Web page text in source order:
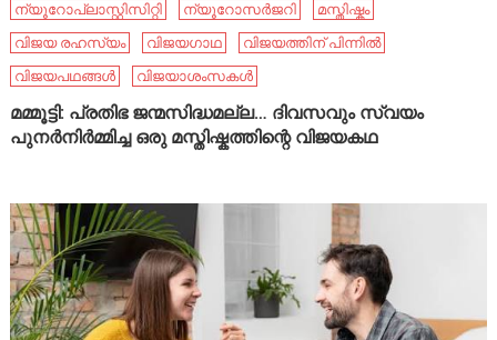
ന്യൂറോപ്ലാസ്റ്റിസിറ്റി
ന്യൂറോസർജറി
മസ്തിഷ്കം
വിജയ രഹസ്യം
വിജയഗാഥ
വിജയത്തിന് പിന്നിൽ
വിജയപഥങ്ങൾ
വിജയാശംസകൾ
മമ്മൂട്ടി: പ്രതിഭ ജന്മസിദ്ധമല്ല… ദിവസവും സ്വയം
പുനർനിർമ്മിച്ച ഒരു മസ്തിഷ്കത്തിന്റെ വിജയകഥ